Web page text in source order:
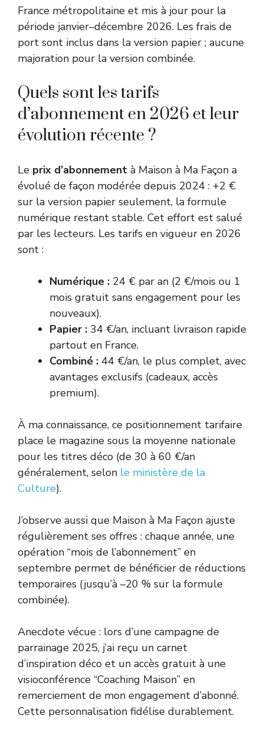
France métropolitaine et mis à jour pour la
période janvier–décembre 2026. Les frais de
port sont inclus dans la version papier ; aucune
majoration pour la version combinée.
Quels sont les tarifs
d’abonnement en 2026 et leur
évolution récente ?
Le prix d’abonnement à Maison à Ma Façon a
évolué de façon modérée depuis 2024 : +2 €
sur la version papier seulement, la formule
numérique restant stable. Cet effort est salué
par les lecteurs. Les tarifs en vigueur en 2026
sont :
Numérique : 24 € par an (2 €/mois ou 1
mois gratuit sans engagement pour les
nouveaux).
Papier : 34 €/an, incluant livraison rapide
partout en France.
Combiné : 44 €/an, le plus complet, avec
avantages exclusifs (cadeaux, accès
premium).
À ma connaissance, ce positionnement tarifaire
place le magazine sous la moyenne nationale
pour les titres déco (de 30 à 60 €/an
généralement, selon le ministère de la
Culture).
J’observe aussi que Maison à Ma Façon ajuste
régulièrement ses offres : chaque année, une
opération “mois de l’abonnement” en
septembre permet de bénéficier de réductions
temporaires (jusqu’à –20 % sur la formule
combinée).
Anecdote vécue : lors d’une campagne de
parrainage 2025, j’ai reçu un carnet
d’inspiration déco et un accès gratuit à une
visioconférence “Coaching Maison” en
remerciement de mon engagement d’abonné.
Cette personnalisation fidélise durablement.